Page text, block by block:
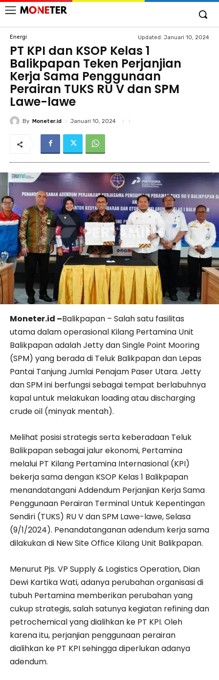
Energi Updated: Januari 10, 2024
PT KPI dan KSOP Kelas 1
Balikpapan Teken Perjanjian
Kerja Sama Penggunaan
Perairan TUKS RU V dan SPM
Lawe-lawe
By Moneter.id Januari 10, 2024
Moneter.id –Balikpapan – Salah satu fasilitas
utama dalam operasional Kilang Pertamina Unit
Balikpapan adalah Jetty dan Single Point Mooring
(SPM) yang berada di Teluk Balikpapan dan Lepas
Pantai Tanjung Jumlai Penajam Paser Utara. Jetty
dan SPM ini berfungsi sebagai tempat berlabuhnya
kapal untuk melakukan loading atau discharging
crude oil (minyak mentah).
Melihat posisi strategis serta keberadaan Teluk
Balikpapan sebagai jalur ekonomi, Pertamina
melalui PT Kilang Pertamina Internasional (KPI)
bekerja sama dengan KSOP Kelas 1 Balikpapan
menandatangani Addendum Perjanjian Kerja Sama
Penggunaan Perairan Terminal Untuk Kepentingan
Sendiri (TUKS) RU V dan SPM Lawe-lawe, Selasa
(9/1/2024). Penandatanganan adendum kerja sama
dilakukan di New Site Office Kilang Unit Balikpapan.
Menurut Pjs. VP Supply & Logistics Operation, Dian
Dewi Kartika Wati, adanya perubahan organisasi di
tubuh Pertamina memberikan perubahan yang
cukup strategis, salah satunya kegiatan refining dan
petrochemical yang dialihkan ke PT KPI. Oleh
karena itu, perjanjian penggunaan perairan
dialihkan ke PT KPI sehingga diperlukan adanya
adendum.